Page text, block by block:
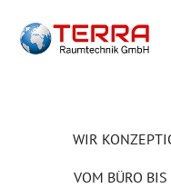
WIR
VOM BÜRO